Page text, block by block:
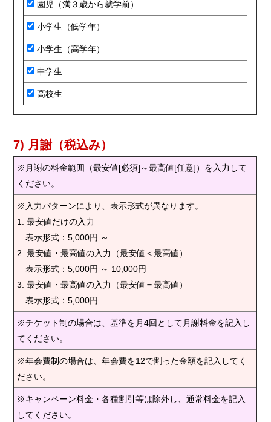
園児（満３歳から就学前）
小学生（低学年）
小学生（高学年）
中学生
高校生
7) 月謝（税込み）
※月謝の料金範囲（最安値[必須]～最高値[任意]）を入力して
ください。
※入力パターンにより、表示形式が異なります。
1. 最安値だけの入力
表示形式：5,000円 ～
2. 最安値・最高値の入力（最安値＜最高値）
表示形式：5,000円 ～ 10,000円
3. 最安値・最高値の入力（最安値＝最高値）
表示形式：5,000円
※チケット制の場合は、基準を月4回として月謝料金を記入し
てください。
※年会費制の場合は、年会費を12で割った金額を記入してく
ださい。
※キャンペーン料金・各種割引等は除外し、通常料金を記入
してください。